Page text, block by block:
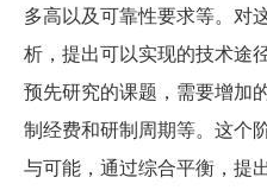
多高以及可靠性要求等。对
析，提出可以实现的技术途
预先研究的课题，需要增加
制经费和研制周期等。这个
与可能，通过综合平衡，提